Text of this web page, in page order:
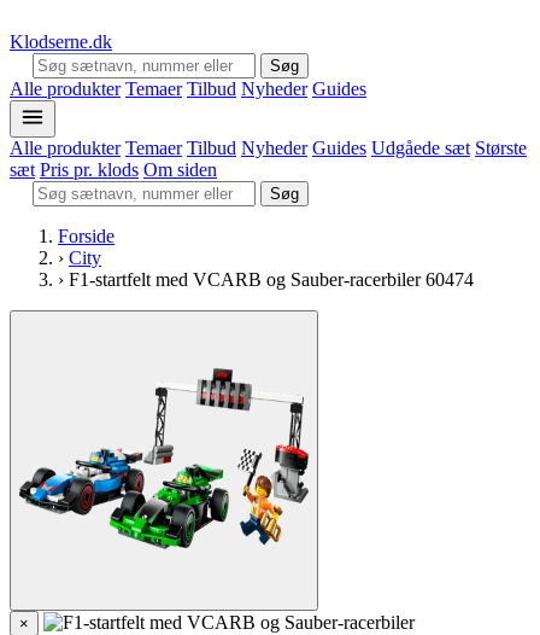
Klodserne.dk
Søg
Alle produkter Temaer Tilbud Nyheder Guides
Alle produkter Temaer Tilbud Nyheder Guides Udgåede sæt Største
sæt Pris pr. klods Om siden
Søg
Forside
› City
› F1-startfelt med VCARB og Sauber-racerbiler 60474
×